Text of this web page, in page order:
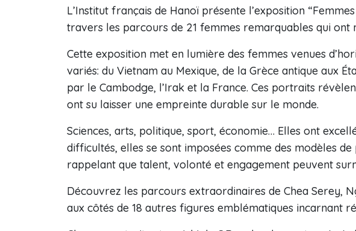
L’Institut français de Hanoï présente l’exposition
travers les parcours de 21 femmes remarquables qui ont
Cette exposition met en lumière des femmes venues
variés: du Vietnam au Mexique, de la Grèce antique aux
par le Cambodge, l’Irak et la France. Ces portraits
ont su laisser une empreinte durable sur le monde.
Sciences, arts, politique, sport, économie… Elles ont
difficultés, elles se sont imposées comme des modèles
rappelant que talent, volonté et engagement peuvent
Découvrez les parcours extraordinaires de Chea Serey,
aux côtés de 18 autres figures emblématiques incarnant